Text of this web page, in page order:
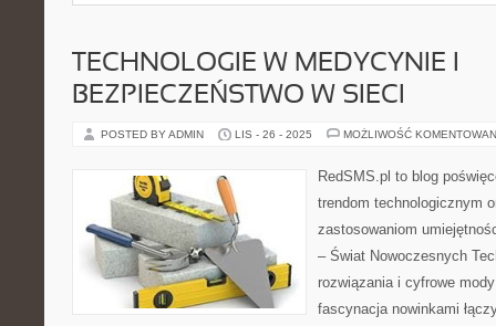
TECHNOLOGIE W MEDYCYNIE I
BEZPIECZEŃSTWO W SIECI
POSTED BY ADMIN LIS - 26 - 2025 MOŻLIWOŚĆ
RedSMS.pl to blog
trendom technologicznym
zastosowaniom
– Świat Nowoczesnych
rozwiązania i cyfrowe
fascynacja nowinkami